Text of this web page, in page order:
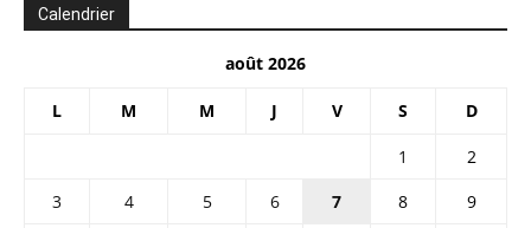
Calendrier
août 2026
L M M J V S D
1
2
3
4 5 6 7 8
9